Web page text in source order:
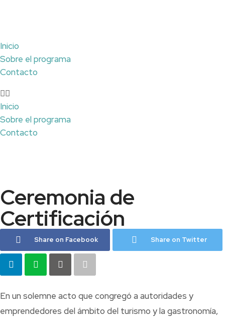
Inicio
Sobre el programa
Contacto
Inicio
Sobre el programa
Contacto
Ceremonia de
Certificación
Share on Facebook Share on Twitter
En un solemne acto que congregó a autoridades y
emprendedores del ámbito del turismo y la gastronomía,